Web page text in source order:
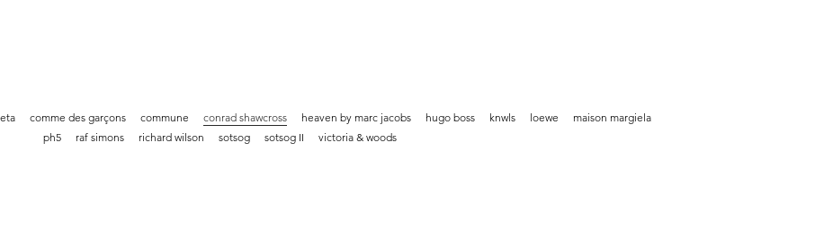
comme des garçons commune conrad shawcross heaven by marc jacobs hugo boss knwls loewe
maison margiela
ph5
raf simons richard wilson sotsog sotsog II victoria & woods